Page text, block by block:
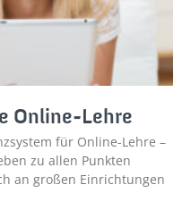
Online-Lehre
für Online-Lehre –
zu allen Punkten
an großen Einrichtungen